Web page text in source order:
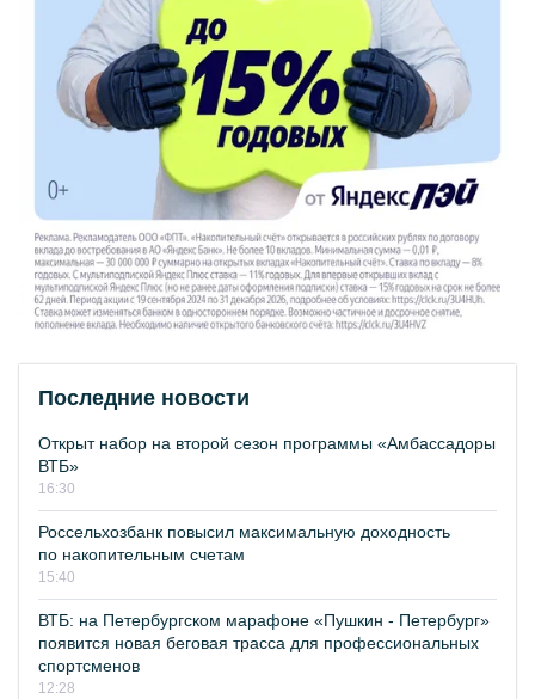
Последние новости
Открыт набор на второй сезон программы «Амбассадоры
ВТБ»
16:30
Россельхозбанк повысил максимальную доходность
по накопительным счетам
15:40
ВТБ: на Петербургском марафоне «Пушкин - Петербург»
появится новая беговая трасса для профессиональных
спортсменов
12:28